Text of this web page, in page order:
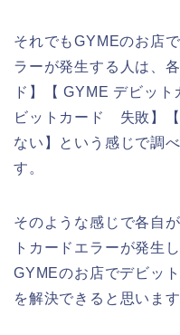
それでもGYMEのお店
ラーが発生する人は、
ド】【 GYME デビッ
ビットカード 失敗】
ない】という感じで調
す。
そのような感じで各自
トカードエラーが発生
GYMEのお店でデビッ
を解決できると思います